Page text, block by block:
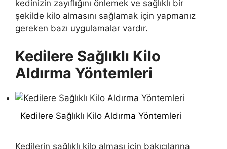
kedinizin zayıflığını önlemek ve sağlıklı bir
şekilde kilo almasını sağlamak için yapmanız
gereken bazı uygulamalar vardır.
Kedilere Sağlıklı Kilo
Aldırma Yöntemleri
Kedilere Sağlıklı Kilo Aldırma Yöntemleri
Kedilerin sağlıklı kilo alması için bakıcılarına